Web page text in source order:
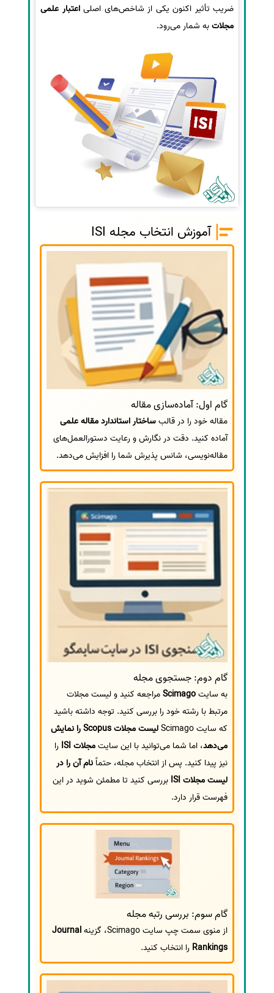
ضریب تأثیر اکنون یکی از شاخص‌های اصلیاعتبار علمی
مجلاتبه شمار می‌رود.
آموزش انتخاب مجله ISI
گام اول: آماده‌سازی مقاله
مقاله خود را در قالبساختار استاندارد مقاله علمی
آماده کنید. دقت در نگارش و رعایت دستورالعمل‌های
مقاله‌نویسی، شانس پذیرش شما را افزایش می‌دهد.
گام دوم: جستجوی مجله
به سایتScimagoمراجعه کنید و لیست مجلات
مرتبط با رشته خود را بررسی کنید. توجه داشته باشید
که سایت Scimago
لیست مجلات Scopus را نمایش
می‌دهد، اما شما می‌توانید با این سایتمجلات ISI
را
نیز پیدا کنید. پس از انتخاب مجله، حتماًنام آن را در
لیست مجلات ISI
بررسی کنید تا مطمئن شوید در این
فهرست قرار دارد.
گام سوم: بررسی رتبه مجله
از منوی سمت چپ سایت Scimago، گزینه
Journal
Rankings را انتخاب کنید.